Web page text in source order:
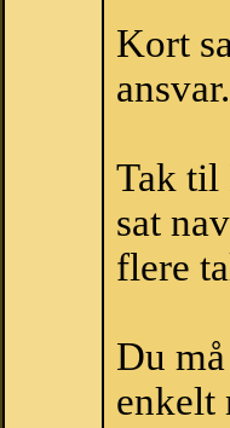
Kort
ansvar.
Tak til
sat
flere
Du
enkelt